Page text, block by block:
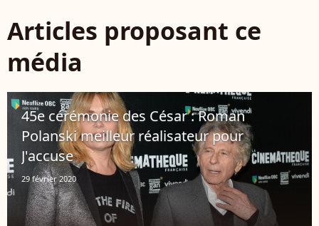
Articles proposant ce
média
45e cérémonie des César : Roman
Polanski meilleur réalisateur pour
J'accuse
29 février 2020